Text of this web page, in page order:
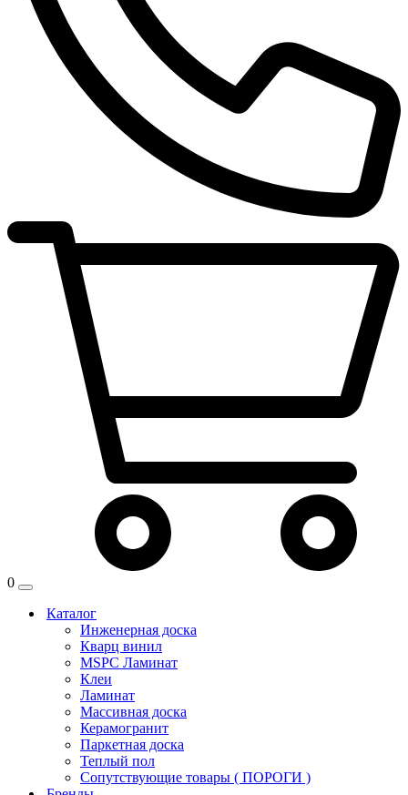
0
Каталог
Инженерная доска
Кварц винил
MSPC Ламинат
Клеи
Ламинат
Массивная доска
Керамогранит
Паркетная доска
Теплый пол
Сопутствующие товары ( ПОРОГИ )